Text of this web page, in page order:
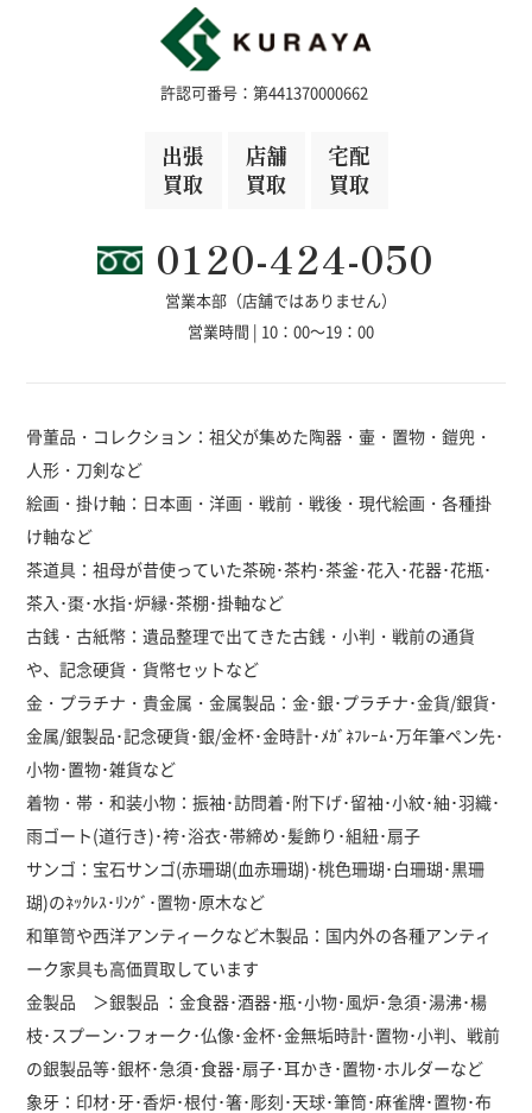
許認可番号：第441370000662
出張
買取
店舗
買取
宅配
買取
0120-424-050
営業本部（店舗ではありません）
営業時間 | 10：00～19：00
骨董品・コレクション：祖父が集めた陶器・壷・置物・鎧兜・
人形・刀剣など
絵画・掛け軸：日本画・洋画・戦前・戦後・現代絵画・各種掛
け軸など
茶道具：祖母が昔使っていた茶碗･茶杓･茶釜･花入･花器･花瓶･
茶入･棗･水指･炉縁･茶棚･掛軸など
古銭・古紙幣：遺品整理で出てきた古銭・小判・戦前の通貨
や、記念硬貨・貨幣セットなど
金・プラチナ・貴金属・金属製品：金･銀･プラチナ･金貨/銀貨･
金属/銀製品･記念硬貨･銀/金杯･金時計･ﾒｶﾞﾈﾌﾚｰﾑ･万年筆ペン先･
小物･置物･雑貨など
着物・帯・和装小物：振袖･訪問着･附下げ･留袖･小紋･紬･羽織･
雨ゴート(道行き)･袴･浴衣･帯締め･髪飾り･組紐･扇子
サンゴ：宝石サンゴ(赤珊瑚(血赤珊瑚)･桃色珊瑚･白珊瑚･黒珊
瑚)のﾈｯｸﾚｽ･ﾘﾝｸﾞ･置物･原木など
和箪笥や西洋アンティークなど木製品：国内外の各種アンティ
ーク家具も高価買取しています
金製品 ＞銀製品 ：金食器･酒器･瓶･小物･風炉･急須･湯沸･楊
枝･スプーン･フォーク･仏像･金杯･金無垢時計･置物･小判、戦前
の銀製品等･銀杯･急須･食器･扇子･耳かき･置物･ホルダーなど
象牙：印材･牙･香炉･根付･箸･彫刻･天球･筆筒･麻雀牌･置物･布